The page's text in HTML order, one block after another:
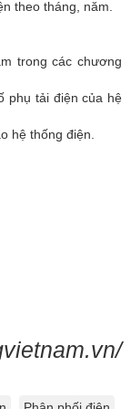
theo tháng, năm.
trong các chương
phụ tải điện của hệ
hệ thống điện.